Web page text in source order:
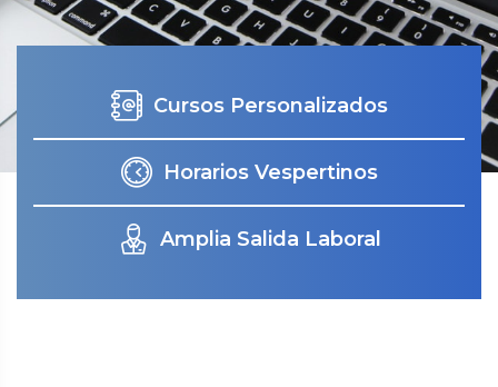
Cursos Personalizados
Horarios Vespertinos
Amplia Salida Laboral